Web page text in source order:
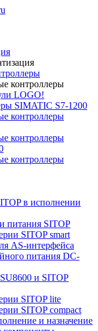
контроллеры
LOGO!
SIMATIC S7-1200
контроллеры
контроллеры
контроллеры
в исполнении
питания SITOP
SITOP smart
AS-интерфейса
питания DC-
и SITOP
SITOP lite
SITOP compact
и назначение